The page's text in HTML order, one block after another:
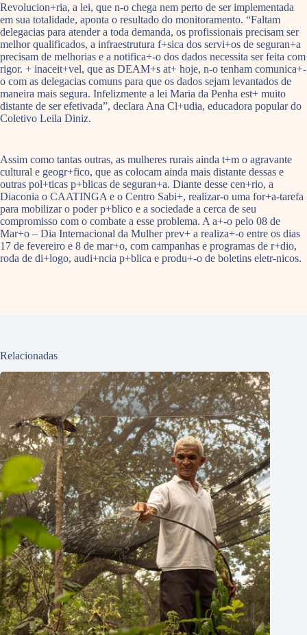
Revolucion+ria, a lei, que n-o chega nem perto de ser implementada
em sua totalidade, aponta o resultado do monitoramento. “Faltam
delegacias para atender a toda demanda, os profissionais precisam ser
melhor qualificados, a infraestrutura f+sica dos servi+os de seguran+a
precisam de melhorias e a notifica+-o dos dados necessita ser feita com
rigor. + inaceit+vel, que as DEAM+s at+ hoje, n-o tenham comunica+-
o com as delegacias comuns para que os dados sejam levantados de
maneira mais segura. Infelizmente a lei Maria da Penha est+ muito
distante de ser efetivada”, declara Ana Cl+udia, educadora popular do
Coletivo Leila Diniz.
Assim como tantas outras, as mulheres rurais ainda t+m o agravante
cultural e geogr+fico, que as colocam ainda mais distante dessas e
outras pol+ticas p+blicas de seguran+a. Diante desse cen+rio, a
Diaconia o CAATINGA e o Centro Sabi+, realizar-o uma for+a-tarefa
para mobilizar o poder p+blico e a sociedade a cerca de seu
compromisso com o combate a esse problema. A a+-o pelo 08 de
Mar+o – Dia Internacional da Mulher prev+ a realiza+-o entre os dias
17 de fevereiro e 8 de mar+o, com campanhas e programas de r+dio,
roda de di+logo, audi+ncia p+blica e produ+-o de boletins eletr-nicos.
Relacionadas